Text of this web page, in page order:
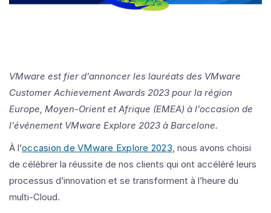
VMware est fier d’annoncer les lauréats des VMware
Customer Achievement Awards 2023 pour la région
Europe, Moyen-Orient et Afrique (EMEA) à l’occasion de
l’événement VMware Explore 2023 à Barcelone.
À l’occasion de VMware Explore 2023, nous avons choisi
de célébrer la réussite de nos clients qui ont accéléré leurs
processus d’innovation et se transforment à l’heure du
multi-Cloud.